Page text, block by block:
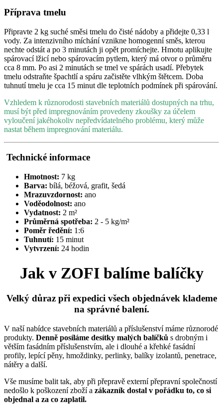
Příprava tmelu
Připravte 2 kg suché směsi tmelu do čisté nádoby a přidejte 0,33 l
vody. Za intenzivního míchání vznikne homogenní směs, kterou
nechte odstát a po 3 minutách ji opět promíchejte. Hmotu aplikujte
spárovací lžicí nebo spárovacím pytlem, který má otvor o průměru
cca 8 mm. Po asi 2 minutách se tmel ve spárách usadí. Přebytek
tmelu odstraňte špachtlí a spáru začistěte vlhkým štětcem. Doba
tuhnutí tmelu je cca 15 minut dle teplotních podmínek při spárování.
Vzhledem k různorodosti stavebních materiálů dostupných na trhu,
musí být před impregnováním provedeny zkoušky za účelem
vyloučení jakéhokoliv nepředvídatelného problému, který může
nastat během impregnování materiálu.
Technické informace
Hmotnost: 7 kg
Barva: bílá, béžová, grafit, šedá
Mrazuvzdornost: ano
Voděodolnost: ano
Vydatnost: 2 m²
Průměrná spotřeba: 2 - 5 kg/m²
Poměr ředění: 1:6
Tuhnutí: 15 minut
Vytvrzení: 24 hodin
Jak v ZOFI balíme balíčky
Velký důraz při expedici všech objednávek klademe
na správné balení.
V naší nabídce stavebních materiálů a příslušenství máme různorodé
produkty. Denně posíláme desítky malých balíčků s drobným i
větším fasádním příslušenstvím, ale i dlouhé a křehké fasádní
profily, lepící pěny, hmoždinky, perlinky, balíky izolantů, penetrace,
nátěry a další.
Vše musíme balit tak, aby při přepravě externí přepravní společností
nedošlo k poškození zboží a zákazník dostal v pořádku to, co si
objednal a za co zaplatil.